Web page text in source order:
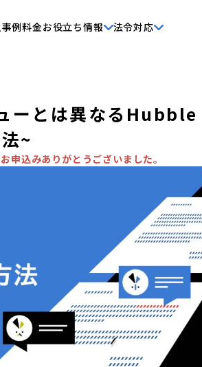
例料金お役立ち情報 法令対応
ーとは異なるHubble
~
込みありがとうございました。